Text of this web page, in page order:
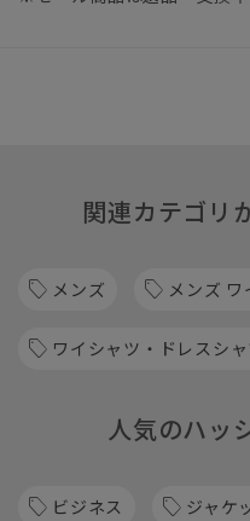
関連カテゴリ
メンズ メンズ
ワイシャツ・ドレスシ
人気のハッ
ビジネス ジャケ